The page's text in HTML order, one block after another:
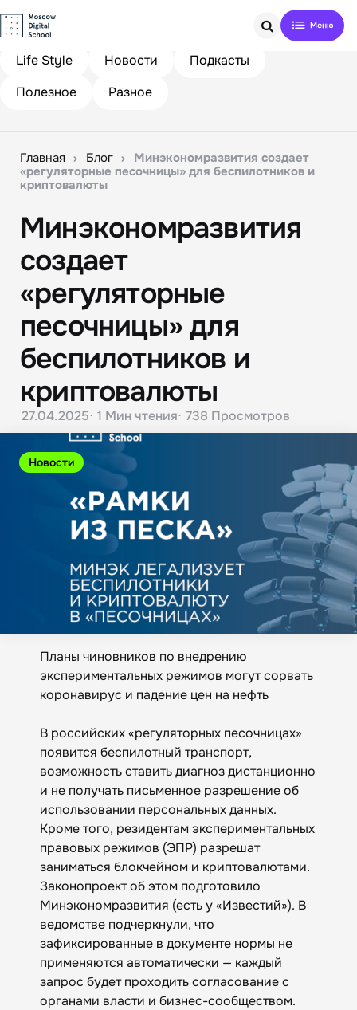
Search
Life Style
Новости
Подкасты
Полезное
Разное
Главная Блог
Минэкономразвития создает
«регуляторные песочницы» для беспилотников и
криптовалюты
Новости
Минэкономразвития
создает
«регуляторные
песочницы» для
беспилотников и
криптовалюты
27.04.2025 1 Мин чтения 738 Просмотров
Планы чиновников по внедрению
экспериментальных режимов могут сорвать
коронавирус и падение цен на нефть
В российских «регуляторных песочницах»
появится беспилотный транспорт,
возможность ставить диагноз дистанционно
и не получать письменное разрешение об
использовании персональных данных.
Кроме того, резидентам экспериментальных
правовых режимов (ЭПР) разрешат
заниматься блокчейном и криптовалютами.
Законопроект об этом подготовило
Минэкономразвития (есть у «Известий»). В
ведомстве подчеркнули, что
зафиксированные в документе нормы не
применяются автоматически — каждый
запрос будет проходить согласование с
органами власти и бизнес-сообществом.